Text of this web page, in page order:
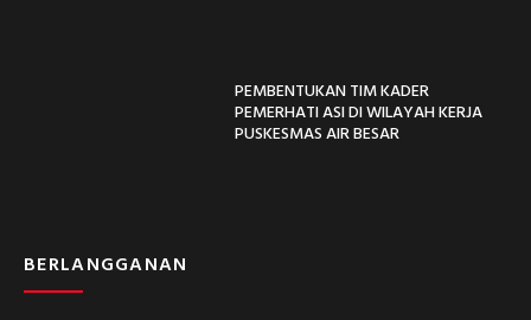
PEMBENTUKAN TIM KADER
PEMERHATI ASI DI WILAYAH KERJA
PUSKESMAS AIR BESAR
BERLANGGANAN